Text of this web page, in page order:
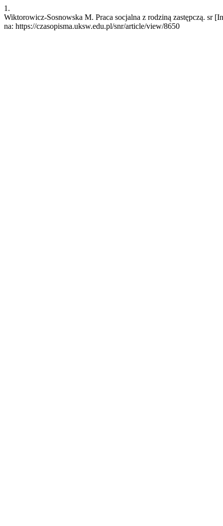
1.
Wiktorowicz-Sosnowska M. Praca socjalna z rodziną zastępczą. sr
na: https://czasopisma.uksw.edu.pl/snr/article/view/8650